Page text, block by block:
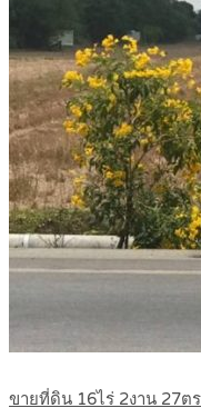
ขายที่ดิน 16ไร่ 2งาน 27ต